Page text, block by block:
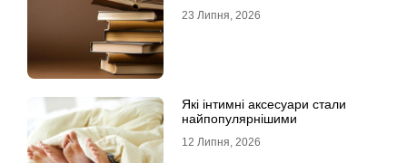
23 Липня, 2026
Які інтимні аксесуари стали
найпопулярнішими
12 Липня, 2026